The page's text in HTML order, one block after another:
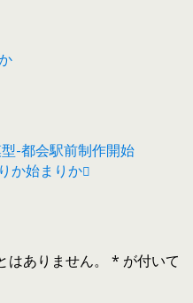
-都会駅前制作開始
か始まりか
ありません。 * が付いて